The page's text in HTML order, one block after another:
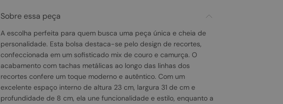
Sobre essa peça
A escolha perfeita para quem busca uma peça única e cheia de
personalidade. Esta bolsa destaca-se pelo design de recortes,
confeccionada em um sofisticado mix de couro e camurça. O
acabamento com tachas metálicas ao longo das linhas dos
recortes confere um toque moderno e autêntico. Com um
excelente espaço interno de altura 23 cm, largura 31 de cm e
profundidade de 8 cm, ela une funcionalidade e estilo, enquanto a